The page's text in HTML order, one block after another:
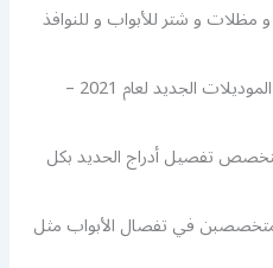
مظلات و شتر للأبواب و للنوافذ
حديد جميع الموديلات الجديد لعام 2021 –
تفصيل أدراج الحديد بكل
في تفصال الأبواب مثل